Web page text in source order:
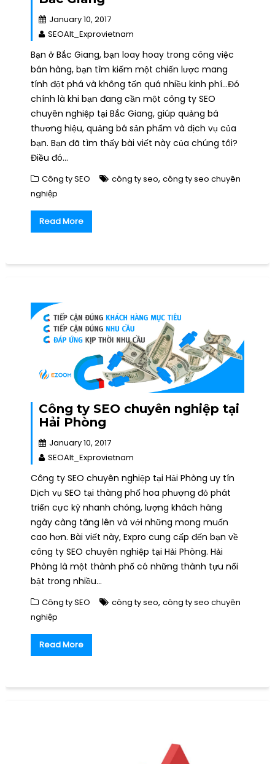
January 10, 2017
SEOAlt_Exprovietnam
Bạn ở Bắc Giang, bạn loay hoay trong công việc
bán hàng, bạn tìm kiếm một chiến lược mang
tính đột phá và không tốn quá nhiều kinh phí…Đó
chính là khi bạn đang cần một công ty SEO
chuyên nghiệp tại Bắc Giang, giúp quảng bá
thương hiệu, quảng bá sản phẩm và dịch vụ của
bạn. Bạn đã tìm thấy bài viết này của chúng tôi?
Điều đó…
Công ty SEO công ty seo, công ty seo chuyên
nghiệp
Read More
Công ty SEO chuyên nghiệp tại
Hải Phòng
January 10, 2017
SEOAlt_Exprovietnam
Công ty SEO chuyên nghiệp tại Hải Phòng uy tín
Dịch vụ SEO tại thàng phố hoa phượng đỏ phát
triển cực kỳ nhanh chóng, lượng khách hàng
ngày càng tăng lên và với những mong muốn
cao hơn. Bài viết này, Expro cung cấp đến bạn về
công ty SEO chuyên nghiệp tại Hải Phòng. Hải
Phòng là một thành phố có những thành tựu nổi
bật trong nhiều…
Công ty SEO công ty seo, công ty seo chuyên
nghiệp
Read More